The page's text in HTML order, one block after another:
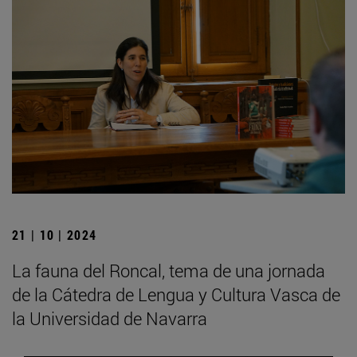
21 | 10 | 2024
La fauna del Roncal, tema de una jornada
de la Cátedra de Lengua y Cultura Vasca de
la Universidad de Navarra